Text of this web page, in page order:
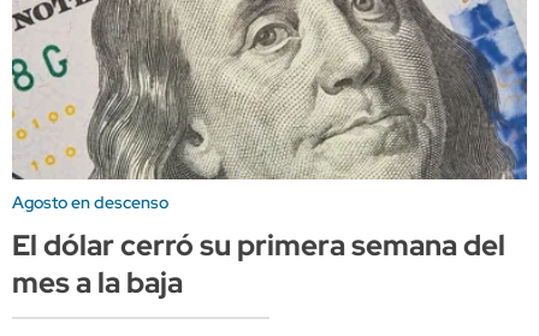
Agosto en descenso
El dólar cerró su primera semana del
mes a la baja